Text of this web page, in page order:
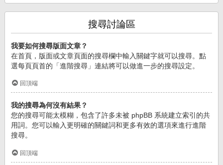
搜尋討論區
我要如何搜尋版面文章？
在首頁，版面或文章頁面的搜尋欄中輸入關鍵字就可以搜尋。點
選每頁頁首的「進階搜尋」連結將可以做進一步的搜尋設定。
回頂端
我的搜尋為何沒有結果？
您的搜尋可能太模糊，包含了許多未被 phpBB 系統建立索引的共
用詞。您可以輸入更明確的關鍵詞和更多有效的選項來進行進階
搜尋。
回頂端